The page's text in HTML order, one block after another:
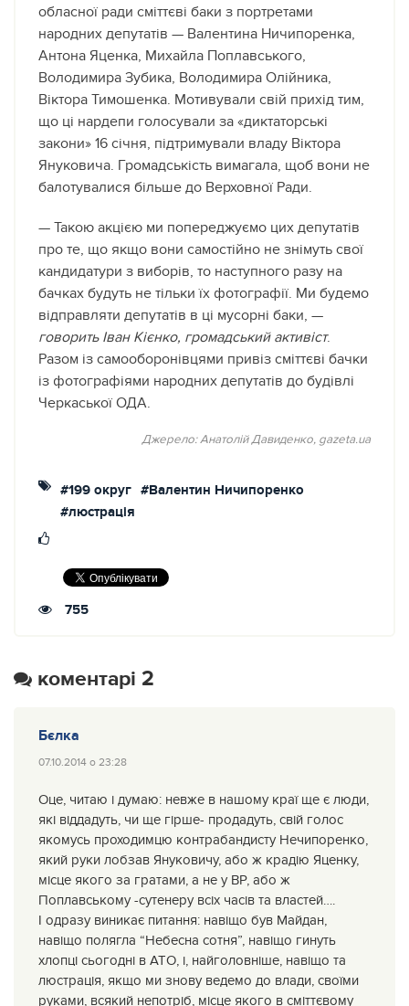
обласної ради сміттєві баки з портретами
народних депутатів — Валентина Ничипоренка,
Антона Яценка, Михайла Поплавського,
Володимира Зубика, Володимира Олійника,
Віктора Тимошенка. Мотивували свій прихід тим,
що ці нардепи голосували за «диктаторські
закони» 16 січня, підтримували владу Віктора
Януковича. Громадськість вимагала, щоб вони не
балотувалися більше до Верховної Ради.
— Такою акцією ми попереджуємо цих депутатів
про те, що якщо вони самостійно не знімуть свої
кандидатури з виборів, то наступного разу на
бачках будуть не тільки їх фотографії. Ми будемо
відправляти депутатів в ці мусорні баки, —
говорить Іван Кієнко, громадський активіст.
Разом із самооборонівцями привіз сміттєві бачки
із фотографіями народних депутатів до будівлі
Черкаської ОДА.
Джерело:Анатолій Давиденко, gazeta.ua
#199 округ #Валентин Ничипоренко
#люстрація
755
коментарі 2
Бєлка
07.10.2014 о 23:28
Оце, читаю і думаю: невже в нашому краї ще є люди,
які віддадуть, чи ще гірше- продадуть, свій голос
якомусь проходимцю контрабандисту Нечипоренко,
який руки лобзав Януковичу, або ж крадію Яценку,
місце якого за гратами, а не у ВР, або ж
Поплавському -сутенеру всіх часів та властей….
І одразу виникає питання: навіщо був Майдан,
навіщо полягла “Небесна сотня”, навіщо гинуть
хлопці сьогодні в АТО, і, найголовніше, навіщо та
люстрація, якщо ми знову ведемо до влади, своїми
руками, всякий непотріб, місце якого в сміттєвому